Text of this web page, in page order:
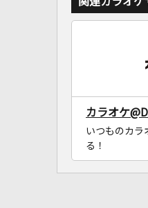
カラオケ
いつものカラ
る！